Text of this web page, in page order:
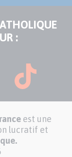
:
est une
lucratif et